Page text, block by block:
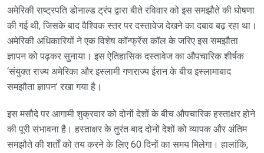
अमेरिकी राष्ट्रपति डोनाल्ड ट्रंप द्वारा बीते रविवार को इस समझौते की घोषणा
की गई थी, जिसके बाद वैश्विक स्तर पर दस्तावेज देखने का दबाव बढ़ रहा था।
अमेरिकी अधिकारियों ने एक विशेष कॉन्फ्रेंस कॉल के जरिए इस समझौता
ज्ञापन को पढ़कर सुनाया। इस ऐतिहासिक दस्तावेज का औपचारिक शीर्षक
‘संयुक्त राज्य अमेरिका और इस्लामी गणराज्य ईरान के बीच इस्लामाबाद
समझौता ज्ञापन’ रखा गया है।
इस मसौदे पर आगामी शुक्रवार को दोनों देशों के बीच औपचारिक हस्ताक्षर होने
की पूरी संभावना है। हस्ताक्षर के तुरंत बाद दोनों देशों को व्यापक और अंतिम
समझौते की शर्तों को तय करने के लिए 60 दिनों का समय मिलेगा। हालांकि,